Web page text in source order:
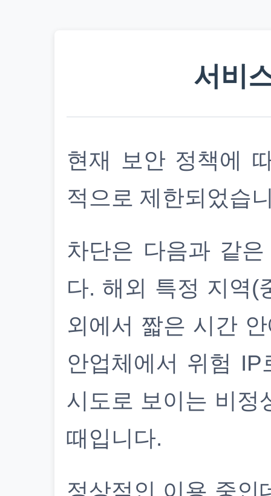
서비
현재 보안 정책에
적으로 제한되었습
차단은 다음과 같
다. 해외 특정 지역(
외에서 짧은 시간
안업체에서 위험
시도로 보이는 비정
때입니다.
정상적인 이용 중인